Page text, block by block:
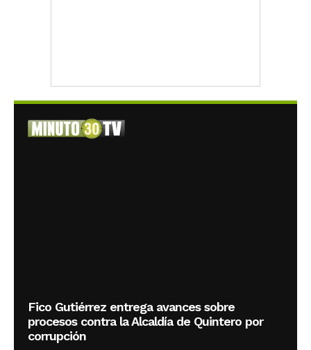
Fico Gutiérrez entrega avances sobre
procesos contra la Alcaldía de Quintero por
corrupción